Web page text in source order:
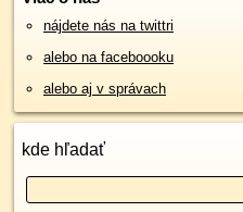
nájdete nás na twittri
alebo na faceboooku
alebo aj v správach
kde hľadať